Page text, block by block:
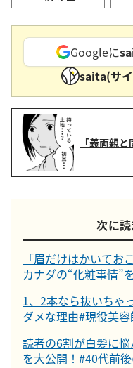
Googleに
saita(サ
「義両親
次に
「眉だけはかいて
カナダの“化粧事情”
1、2本なら抜いちゃ
ダメな理由#現役美
読者の6割が白髪に悩
を大公開！#40代前